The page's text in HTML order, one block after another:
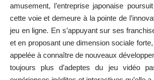
amusement, l’entreprise japonaise
cette voie et demeure à la pointe de
jeu en ligne. En s’appuyant sur ses
et en proposant une dimension sociale
appelée à connaître de nouveaux
toujours plus d’adeptes du jeu vidéo